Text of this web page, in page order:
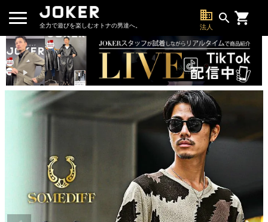
全力で遊びを楽しむオトナの男達へ。
business
法人
search